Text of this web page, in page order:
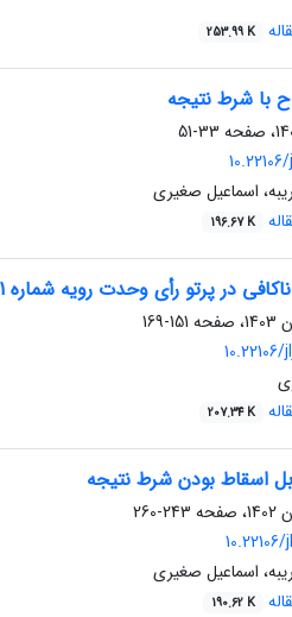
253.99 K
با شرط نتیجه
33-51
اسماعیل صغیری
196.67 K
رأی وحدت رویه شماره 811 هیأت عمومی دیوان عالی کشور
151-169
207.34 K
اسقاط بودن شرط نتیجه
243-260
اسماعیل صغیری
190.62 K